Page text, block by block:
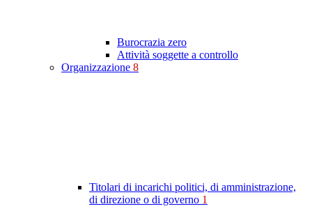
Burocrazia zero
Attività soggette a controllo
Organizzazione 8
Titolari di incarichi politici, di amministrazione,
di direzione o di governo 1